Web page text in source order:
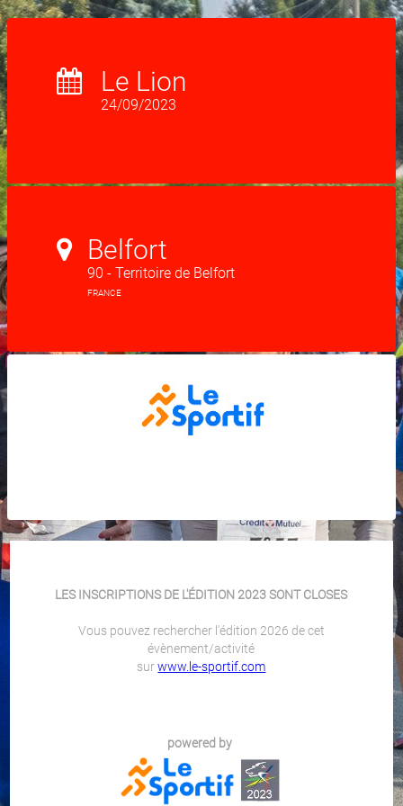
Le Lion
24/09/2023
Belfort
90 - Territoire de Belfort
FRANCE
LES INSCRIPTIONS DE L'ÉDITION 2023 SONT CLOSES
Vous pouvez rechercher l'édition 2026 de cet
évènement/activité
surwww.le-sportif.com
powered by